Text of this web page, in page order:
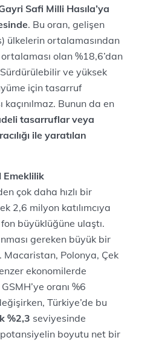
Safi Milli Hasıla’ya
. Bu oran, gelişen
ülkelerin ortalamasından
olan %18,6’dan
ve yüksek
için tasarruf
kaçınılmaz. Bunun da en
tasarruflar veya
ile yaratılan
Emeklilik
çok daha hızlı bir
2,6 milyon katılımcıya
fon büyüklüğüne ulaştı.
gereken büyük bir
Polonya, Çek
ekonomilerde
oranı %6
Türkiye’de bu
%2,3 seviyesinde
boyutu net bir